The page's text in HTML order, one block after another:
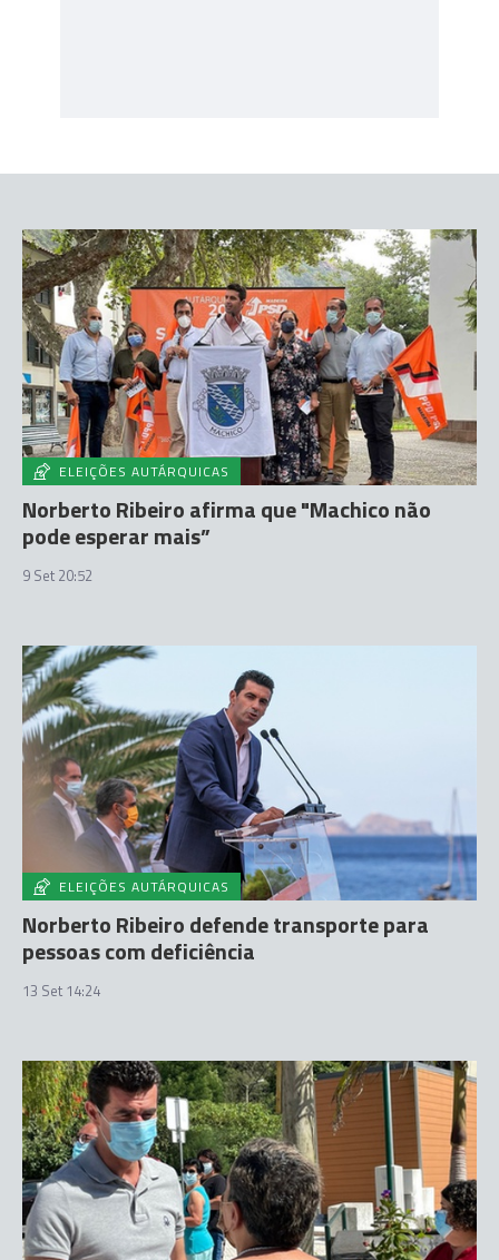
ELEIÇÕES AUTÁRQUICAS
Norberto Ribeiro afirma que "Machico não
pode esperar mais”
9 Set 20:52
ELEIÇÕES AUTÁRQUICAS
Norberto Ribeiro defende transporte para
pessoas com deficiência
13 Set 14:24